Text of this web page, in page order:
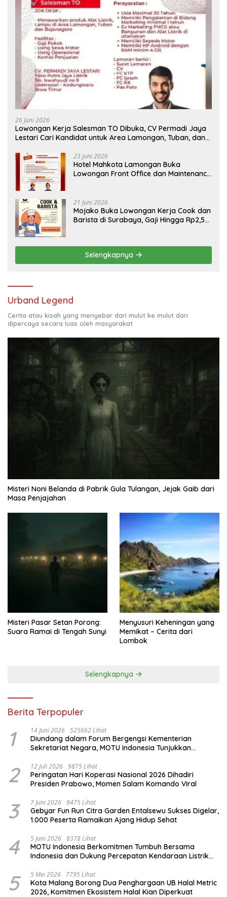
26 Juni 2026
Lowongan Kerja Salesman TO Dibuka, CV Permadi Jaya
Lestari Cari Kandidat untuk Area Lamongan, Tuban, dan
23 Juni 2026
Hotel Mahkota Lamongan Buka
Lowongan Front Office dan Maintenance
21 Juni 2026
Mojako Buka Lowongan Kerja Cook dan
Barista di Surabaya, Gaji Hingga Rp2,5
Selengkapnya
Urband Legend
Cerita atau kisah yang menyebar dari mulut ke mulut dan
dipercaya secara luas oleh masyarakat
Misteri Noni Belanda di Pabrik Gula Tulangan, Jejak Gaib dari
Masa Penjajahan
Misteri Pasar Setan Porong:
Suara Ramai di Tengah Sunyi
Menyusuri Keheningan yang
Memikat – Cerita dari
Lombok
Selengkapnya
Berita Terpopuler
1 14 Juni 2026 525662 Lihat
Diundang dalam Forum Bergengsi Kementerian
Sekretariat Negara, MOTU Indonesia Tunjukkan
2 12 Juli 2026 9875 Lihat
Peringatan Hari Koperasi Nasional 2026 Dihadiri
Presiden Prabowo, Momen Salam Komando Viral
3 7 Juni 2026 9475 Lihat
Gebyar Fun Run Citra Garden Entalsewu Sukses Digelar,
1.000 Peserta Ramaikan Ajang Hidup Sehat
4 5 Juni 2026 8378 Lihat
MOTU Indonesia Berkomitmen Tumbuh Bersama
Indonesia dan Dukung Percepatan Kendaraan Listrik
5 5 Mei 2026 7795 Lihat
Kota Malang Borong Dua Penghargaan UB Halal Metric
2026, Komitmen Ekosistem Halal Kian Diperkuat